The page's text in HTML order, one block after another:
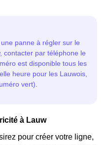
à Lauw
pour créer votre ligne,